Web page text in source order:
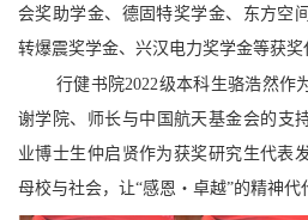
会奖助学金、德固特奖学金、东方空
转爆震奖学金、兴汉电力奖学金等获奖
行健书院2022级本科生骆浩然作
谢学院、师长与中国航天基金会的支
业博士生仲启贤作为获奖研究生代表
母校与社会，让“感恩・卓越”的精神代